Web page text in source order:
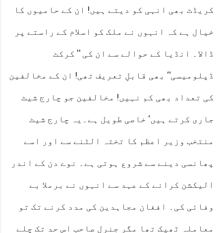
کریڈٹ بھی انہی کو دیتے ہیں! ان کے حامیوں کا
خیال ہے کہ انہوں نے ملک کو اسلام کے راستے پر
ڈالا۔ انڈیا کے حوالے سے ان کی '' کرکٹ
ڈپلومیسی‘‘ بھی قابلِ تعریف تھی! ان کے مخالفین
کی تعداد بھی کم نہیں! مخالفین جو چارج شیٹ
جاری کرتے ہیں‘ خاصی طویل ہے۔یہ چارج شیٹ
منتخب وزیر اعظم کا تختہ الٹنے سے اور اسے
پھانسی دینے سے شروع ہوتی ہے۔ نوے دن کے اندر
الیکشن کرانے کے عہد سے انہوں نے برملا بے
وفائی کی۔ افغان مجاہدین کی مدد کرنے تک تو
معاملہ ٹھیک تھا مگر جنرل صاحب اس حد تک چلے